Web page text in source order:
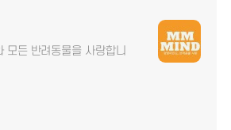
모든 반려동물을 사랑합니